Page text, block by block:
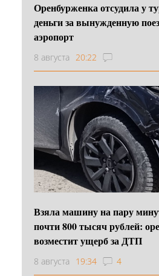
Оренбурженка отсудила у
деньги за вынужденную
аэропорт
8 августа 20:22
Взяла машину на пару
почти 800 тысяч рублей:
возместит ущерб за ДТП
8 августа 19:34 4